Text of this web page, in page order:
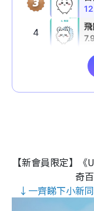
【新會員限定】
奇
↓一齊睇下小新